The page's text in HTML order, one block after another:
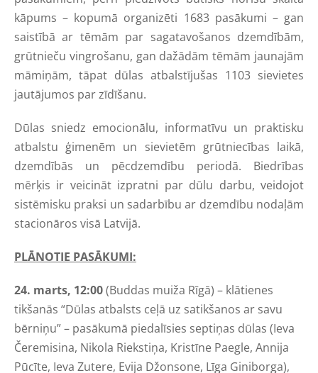
kāpums – kopumā organizēti 1683 pasākumi – gan
saistībā ar tēmām par sagatavošanos dzemdībām,
grūtnieču vingrošanu, gan dažādām tēmām jaunajām
māmiņām, tāpat dūlas atbalstījušas 1103 sievietes
jautājumos par zīdīšanu.
Dūlas sniedz emocionālu, informatīvu un praktisku
atbalstu ģimenēm un sievietēm grūtniecības laikā,
dzemdībās un pēcdzemdību periodā. Biedrības
mērķis ir veicināt izpratni par dūlu darbu, veidojot
sistēmisku praksi un sadarbību ar dzemdību nodaļām
stacionāros visā Latvijā.
PLĀNOTIE PASĀKUMI:
24. marts, 12:00(Buddas muiža Rīgā) – klātienes
tikšanās “Dūlas atbalsts ceļā uz satikšanos ar savu
bērniņu” – pasākumā piedalīsies septiņas dūlas (Ieva
Čeremisina, Nikola Riekstiņa, Kristīne Paegle, Annija
Pūcīte, Ieva Zutere, Evija Džonsone, Līga Giniborga),